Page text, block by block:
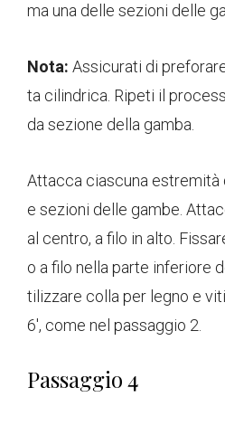
ma una delle sezioni delle
Nota: Assicurati di
ta cilindrica. Ripeti il
da sezione della gamba.
Attacca ciascuna estremità
e sezioni delle gambe.
al centro, a filo in alto.
o a filo nella parte inferiore
tilizzare colla per legno e
6', come nel passaggio 2.
Passaggio 4